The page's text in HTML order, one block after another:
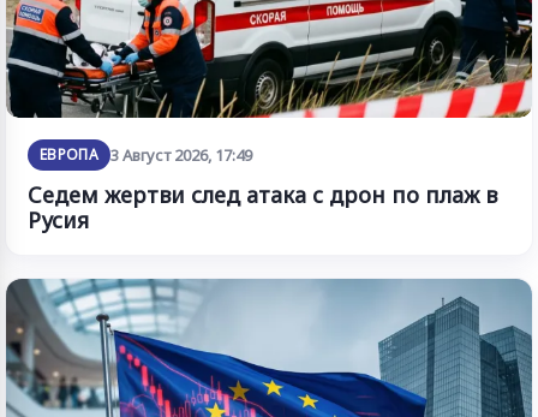
ЕВРОПА 3 Август 2026, 17:49
Седем жертви след атака с дрон по плаж в
Русия